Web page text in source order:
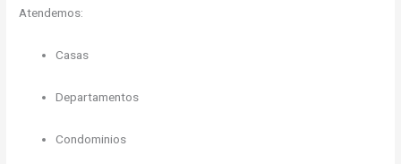
Atendemos:
Casas
Departamentos
Condominios